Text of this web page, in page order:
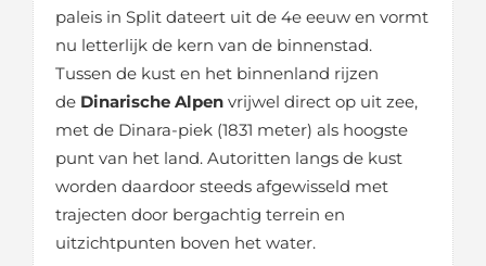
paleis in Split dateert uit de 4e eeuw en vormt
nu letterlijk de kern van de binnenstad.
Tussen de kust en het binnenland rijzen
de Dinarische Alpen vrijwel direct op uit zee,
met de Dinara-piek (1831 meter) als hoogste
punt van het land. Autoritten langs de kust
worden daardoor steeds afgewisseld met
trajecten door bergachtig terrein en
uitzichtpunten boven het water.